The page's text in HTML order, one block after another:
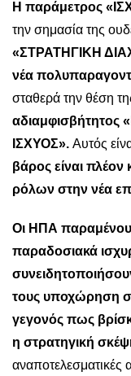
Η παράμετρος
την σημασία της
«ΣΤΡΑΤΗΓΙΚΗ
νέα
σταθερά την θέση
ΙΣΧΥΟΣ». Αυτός
βάρος είναι
ρόλων στην νέα
Οι ΗΠΑ
παραδοσιακά
τους υποχώρηση
γεγονός πως
η στρατηγική
αναποτελεσματικές